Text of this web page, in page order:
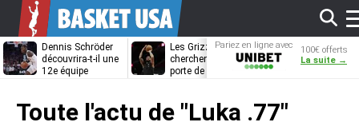
Dennis Schröder
découvrira-t-il une
12e équipe
Les Grizzlies
cherchent déjà une
porte de sortie
Dwane Casey
bientôt coach
Pariez en ligne avec
Unibet
100€ offerts
La suite →
Toute l'actu de "Luka .77"